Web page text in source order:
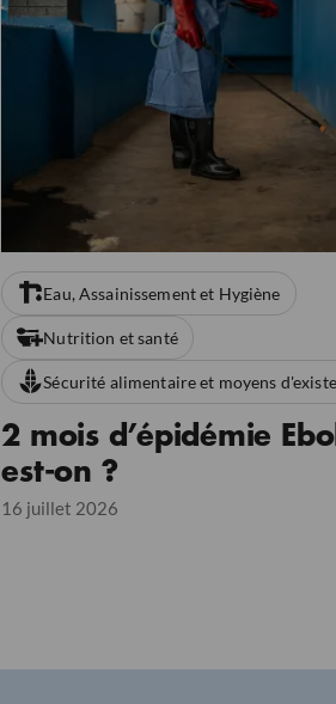
Eau, Assainissement et Hygiène
Nutrition et santé
Sécurité alimentaire et moyens
2 mois d’épidémie
est-on ?
16 juillet 2026